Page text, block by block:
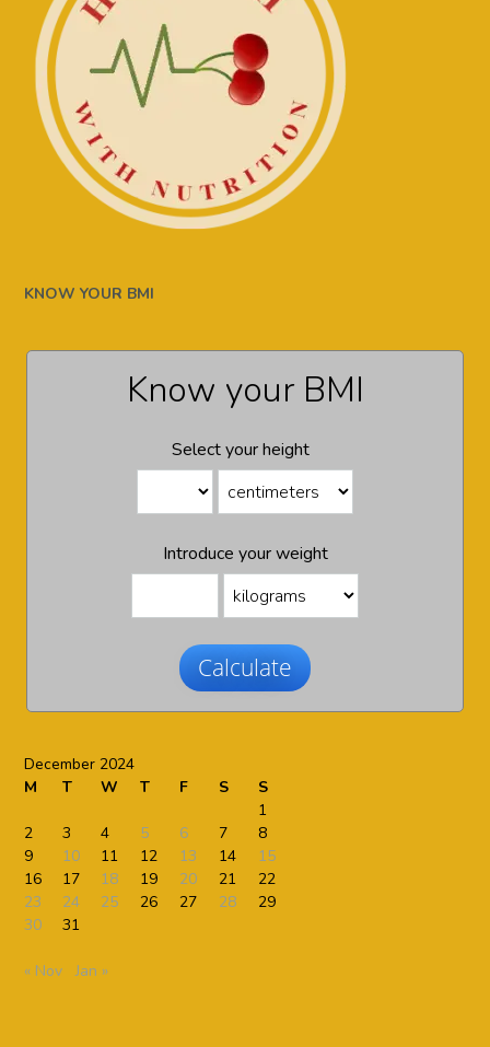
KNOW YOUR BMI
Know your BMI
Select your height
Introduce your weight
Calculate
December 2024
M
T W T F S
S
1
2
3 4 5 6 7
8
9
10 11 12 13 14
15
16
17 18 19 20 21
22
23
24 25 26 27 28
29
30
31
« Nov Jan »